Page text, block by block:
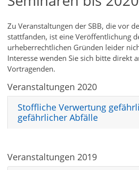
Zu Veranstaltungen der SBB, die vor
stattfanden, ist eine Veröffentlichung
urheberrechtlichen Gründen leider
Interesse wenden Sie sich bitte direkt
Vortragenden.
Veranstaltungen 2020
Stoffliche Verwertung
gefährlicher Abfälle
Veranstaltungen 2019